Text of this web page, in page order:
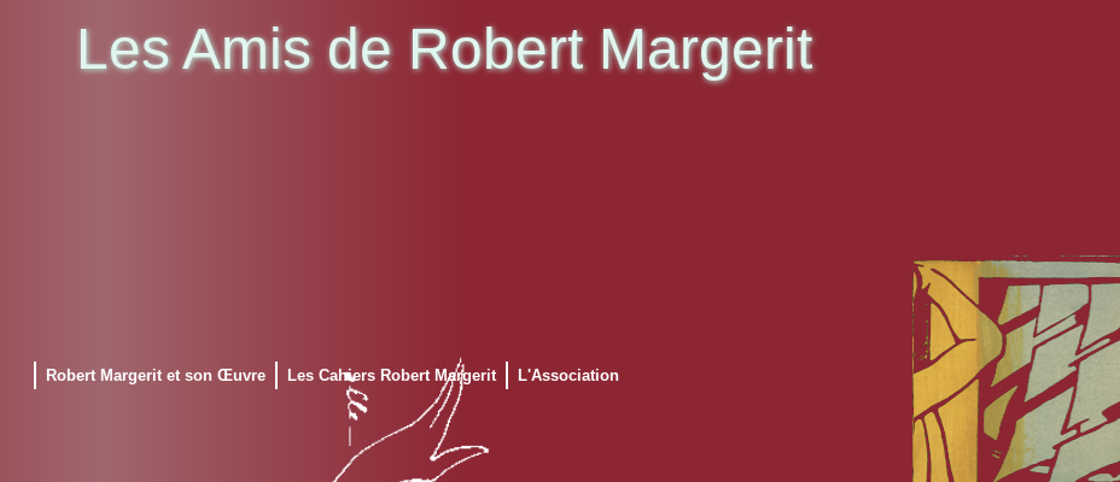
Les Amis de Robert Margerit
Robert Margerit et son Œuvre Les Cahiers Robert Margerit L'Association